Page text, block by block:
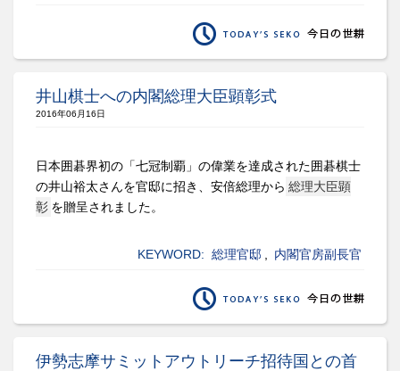
井山棋士への内閣総理大臣顕彰式
2016年06月16日
日本囲碁界初の「七冠制覇」の偉業を達成された囲碁棋士
の井山裕太さんを官邸に招き、安倍総理から 総理大臣顕
彰 を贈呈されました。
KEYWORD: 総理官邸 内閣官房副長官
伊勢志摩サミットアウトリーチ招待国との首